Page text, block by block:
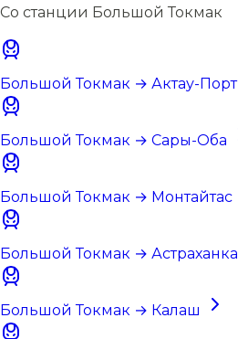
Со станции Большой Токмак
Большой Токмак → Актау-Порт
Большой Токмак → Сары-Оба
Большой Токмак → Монтайтас
Большой Токмак → Астраханка
Большой Токмак → Калаш